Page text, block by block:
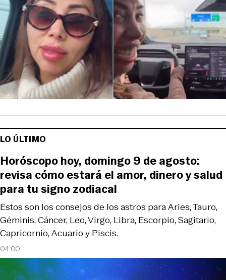
LO ÚLTIMO
04:00
Estos son los consejos de los astros para Aries, Tauro,
Géminis, Cáncer, Leo, Virgo, Libra, Escorpio, Sagitario,
Capricornio, Acuario y Piscis.
Horóscopo hoy, domingo 9 de agosto:
revisa cómo estará el amor, dinero y salud
para tu signo zodiacal